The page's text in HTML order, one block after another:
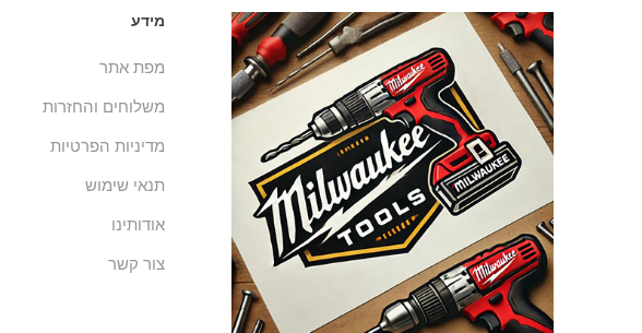
מידע
מפת אתר
משלוחים והחזרות
מדיניות הפרטיות
תנאי שימוש
אודותינו
צור קשר